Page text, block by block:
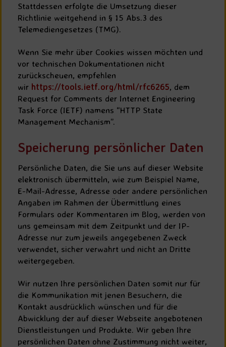
Stattdessen erfolgte die Umsetzung dieser
Richtlinie weitgehend in § 15 Abs.3 des
Telemediengesetzes (TMG).
Wenn Sie mehr über Cookies wissen möchten und
vor technischen Dokumentationen nicht
zurückscheuen, empfehlen
wir https://tools.ietf.org/html/rfc6265, dem
Request for Comments der Internet Engineering
Task Force (IETF) namens “HTTP State
Management Mechanism”.
Speicherung persönlicher Daten
Persönliche Daten, die Sie uns auf dieser Website
elektronisch übermitteln, wie zum Beispiel Name,
E-Mail-Adresse, Adresse oder andere persönlichen
Angaben im Rahmen der Übermittlung eines
Formulars oder Kommentaren im Blog, werden von
uns gemeinsam mit dem Zeitpunkt und der IP-
Adresse nur zum jeweils angegebenen Zweck
verwendet, sicher verwahrt und nicht an Dritte
weitergegeben.
Wir nutzen Ihre persönlichen Daten somit nur für
die Kommunikation mit jenen Besuchern, die
Kontakt ausdrücklich wünschen und für die
Abwicklung der auf dieser Webseite angebotenen
Dienstleistungen und Produkte. Wir geben Ihre
persönlichen Daten ohne Zustimmung nicht weiter,